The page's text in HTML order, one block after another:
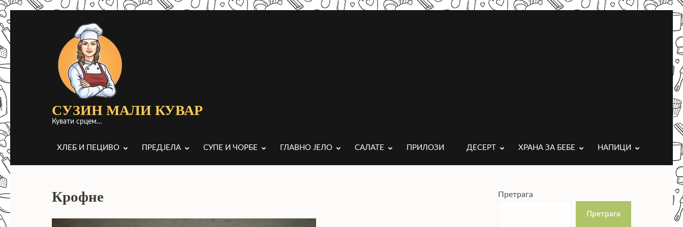
до
садржаја
Ентер)
СУЗИН МАЛИ КУВАР
Кувати срцем…
ХЛЕБ И ПЕЦИВО ПРЕДЈЕЛА СУПЕ И ЧОРБЕ ГЛАВНО ЈЕЛО САЛАТЕ ПРИЛОЗИ ДЕСЕРТ ХРАНА ЗА БЕБЕ НАПИЦИ
Крофне Претрага
Претрага